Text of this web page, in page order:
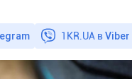
1KR.UA вViber